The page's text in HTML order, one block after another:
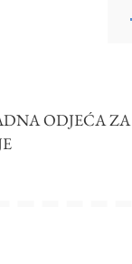
ODJEĆA ZA